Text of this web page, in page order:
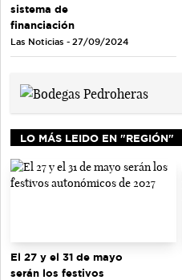
sistema de
financiación
Las Noticias - 27/09/2024
LO MÁS LEIDO EN "REGIÓN"
El 27 y el 31 de mayo
serán los festivos